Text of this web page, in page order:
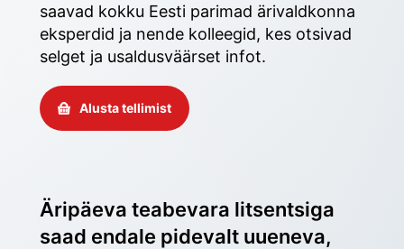
saavad kokku Eesti parimad ärivaldkonna
eksperdid ja nende kolleegid, kes otsivad
selget ja usaldusväärset infot.
Alusta tellimist
Äripäeva teabevara litsentsiga
saad endale pidevalt uueneva,